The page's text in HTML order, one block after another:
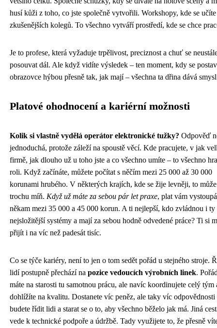
husí kůži z toho, co jste společně vytvořili. Workshopy, kde se
zkušenějších kolegů. To všechno vytváří prostředí, kde se chce
Je to profese, která vyžaduje trpělivost, preciznost a chuť se
posouvat dál. Ale když vidíte výsledek – ten moment, kdy se
obrazovce hýbou přesně tak, jak mají – všechna ta dřina dává
Platové ohodnocení a kariérní možnosti
Kolik si vlastně vydělá operátor elektronické tužky? Odpověď
jednoduchá, protože záleží na spoustě věcí. Kde pracujete, v jak
firmě, jak dlouho už u toho jste a co všechno umíte – to všechno
roli. Když začínáte, můžete počítat s něčím mezi 25 000 až 30 000
korunami hrubého. V některých krajích, kde se žije levněji, to
trochu míň. Když už máte za sebou pár let praxe, plat vám vystoupá
někam mezi 35 000 a 45 000 korun. A ti nejlepší, kdo zvládnou i ty
nejsložitější systémy a mají za sebou hodně odvedené práce? Ti si
přijít i na víc než padesát tisíc.
Co se týče kariéry, není to jen o tom sedět pořád u stejného stroje.
lidí postupně přechází na pozice vedoucích výrobních linek.
máte na starosti tu samotnou prácu, ale navíc koordinujete celý tým
dohlížíte na kvalitu. Dostanete víc peněz, ale taky víc odpovědnosti
budete řídit lidi a starat se o to, aby všechno běželo jak má. Jiná
vede k technické podpoře a údržbě. Tady využijete to, že přesně